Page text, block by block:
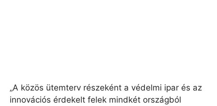
„A közös ütemterv részeként a védelmi ipar és az
innovációs érdekelt felek mindkét országból